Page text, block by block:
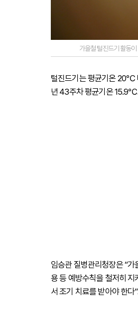
가을철 털진드기 활동
털진드기는 평균기온 20℃
년 43주차 평균기온 15.9℃
임승관 질병관리청장은 “
용 등 예방수칙을 철저히 지
서 조기 치료를 받아야 한다